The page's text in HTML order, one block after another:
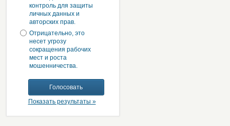
контроль для защиты
личных данных и
авторских прав.
Отрицательно, это
несет угрозу
сокращения рабочих
мест и роста
мошенничества.
Показать результаты »